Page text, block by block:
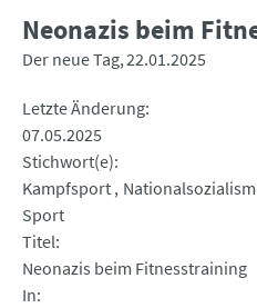
Neonazis beim
Der neue Tag 22.01.2025
Letzte Änderung
07.05.2025
Stichwort(e)
Kampfsport
Sport
Titel
Neonazis beim Fitnesstraining
In